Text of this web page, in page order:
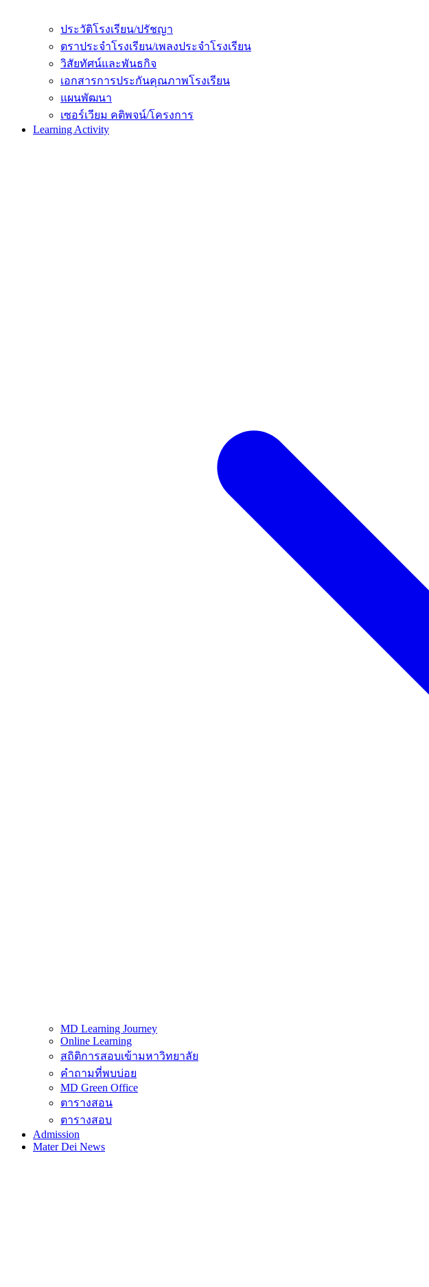
ประวัติโรงเรียน/ปรัชญา
ตราประจำโรงเรียน/เพลงประจำโรงเรียน
วิสัยทัศน์และพันธกิจ
เอกสารการประกันคุณภาพโรงเรียน
แผนพัฒนา
เซอร์เวียม คติพจน์/โครงการ
Learning Activity
MD Learning Journey
Online Learning
สถิติการสอบเข้ามหาวิทยาลัย
คำถามที่พบบ่อย
MD Green Office
ตารางสอน
ตารางสอบ
Admission
Mater Dei News